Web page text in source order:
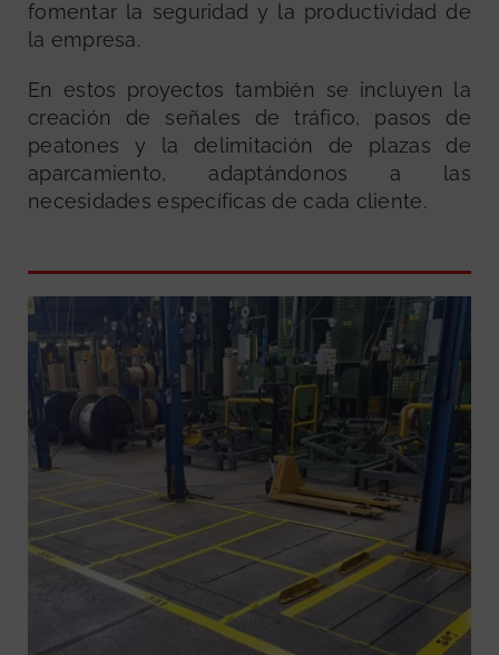
fomentar la seguridad y la productividad de
la empresa.
En estos proyectos también se incluyen la
creación de señales de tráfico, pasos de
peatones y la delimitación de plazas de
aparcamiento, adaptándonos a las
necesidades específicas de cada cliente.